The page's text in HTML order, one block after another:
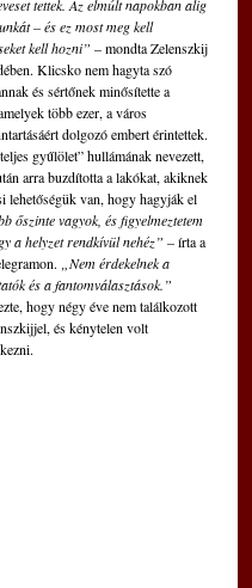
tettek. Az elmúlt napokban alig
– és ez most meg kell
kell hozni” – mondta Zelenszkij
Klicsko nem hagyta szó
és sértőnek minősítette a
több ezer, a város
dolgozó embert érintettek.
gyűlölet” hullámának nevezett,
arra buzdította a lakókat, akiknek
lehetőségük van, hogy hagyják el
őszinte vagyok, és figyelmeztetem
a helyzet rendkívül nehéz” – írta a
„Nem érdekelnek a
és a fantomválasztások.”
hogy négy éve nem találkozott
és kénytelen volt